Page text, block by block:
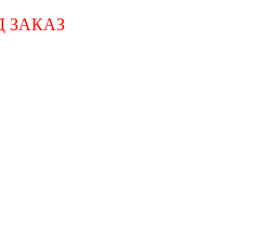
ЗАКАЗ